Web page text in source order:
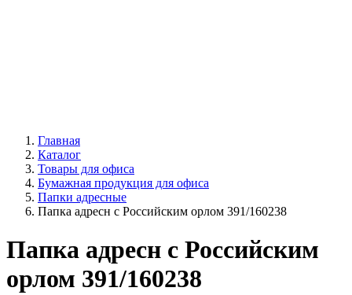
Главная
Каталог
Товары для офиса
Бумажная продукция для офиса
Папки адресные
Папка адресн с Российским орлом 391/160238
Папка адресн с Российским
орлом 391/160238